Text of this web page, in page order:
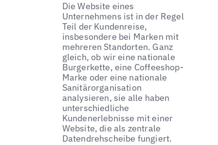
Die Website eines
Unternehmens ist in der Regel
Teil der Kundenreise,
insbesondere bei Marken mit
mehreren Standorten. Ganz
gleich, ob wir eine nationale
Burgerkette, eine Coffeeshop-
Marke oder eine nationale
Sanitärorganisation
analysieren, sie alle haben
unterschiedliche
Kundenerlebnisse mit einer
Website, die als zentrale
Datendrehscheibe fungiert.